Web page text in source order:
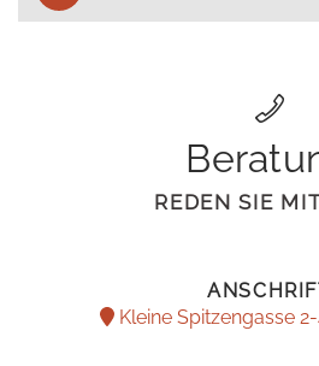
REDEN SIE
Kleine Spitzengasse